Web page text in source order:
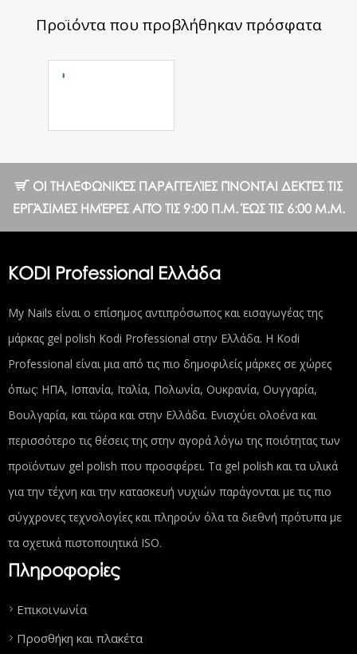
Προϊόντα που προβλήθηκαν πρόσφατα
ΟΙ ΤΗΛΕΦΩΝΙΚΈΣ ΠΑΡΑΓΓΕΛΊΕΣ ΓΊΝΟΝΤΑΙ ΔΕΚΤΈΣ ΤΙΣ
ΕΡΓΆΣΙΜΕΣ ΗΜΈΡΕΣ ΑΠΌ ΤΙΣ 9:00 Π.Μ. ΈΩΣ ΤΙΣ 6:00 Μ.Μ.
KODI Professional Ελλάδα
My Nails είναι ο επίσημος αντιπρόσωπος και εισαγωγέας της
μάρκας gel polish Kodi Professional στην Ελλάδα. Η Kodi
Professional είναι μια από τις πιο δημοφιλείς μάρκες σε χώρες
όπως: ΗΠΑ, Ισπανία, Ιταλία, Πολωνία, Ουκρανία, Ουγγαρία,
Βουλγαρία, και τώρα και στην Ελλάδα. Ενισχύει ολοένα και
περισσότερο τις θέσεις της στην αγορά λόγω της ποιότητας των
προϊόντων gel polish που προσφέρει. Τα gel polish και τα υλικά
για την τέχνη και την κατασκευή νυχιών παράγονται με τις πιο
σύγχρονες τεχνολογίες και πληρούν όλα τα διεθνή πρότυπα με
τα σχετικά πιστοποιητικά ISO.
Πληροφορίες
Επικοινωνία
Προσθήκη και πλακέτα